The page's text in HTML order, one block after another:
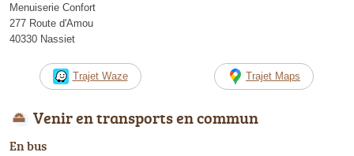
Menuiserie Confort
277 Route d'Amou
40330 Nassiet
Trajet Waze Trajet Maps
Venir en transports en commun
En bus